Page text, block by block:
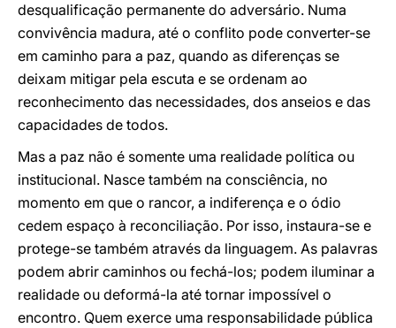
desqualificação permanente do adversário. Numa
convivência madura, até o conflito pode converter-se
em caminho para a paz, quando as diferenças se
deixam mitigar pela escuta e se ordenam ao
reconhecimento das necessidades, dos anseios e das
capacidades de todos.
Mas a paz não é somente uma realidade política ou
institucional. Nasce também na consciência, no
momento em que o rancor, a indiferença e o ódio
cedem espaço à reconciliação. Por isso, instaura-se e
protege-se também através da linguagem. As palavras
podem abrir caminhos ou fechá-los; podem iluminar a
realidade ou deformá-la até tornar impossível o
encontro. Quem exerce uma responsabilidade pública